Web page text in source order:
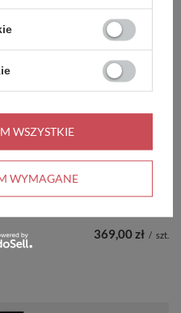
199,00 zł
369,00 zł / szt.
+ Dodaj do porównania
WYMAGANE
WSZYSTKIE